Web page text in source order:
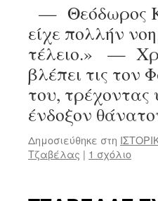
— Θεόδωρος
είχε πολλήν
τέλειο.» —
βλέπει τις τον
του, τρέχοντας
ένδοξον
Δημοσιεύθηκε στη
Τζαβέλας | 1 σχόλιο